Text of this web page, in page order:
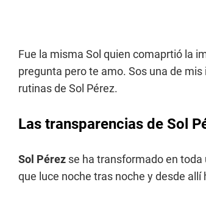
Fue la misma Sol quien comaprtió la
pregunta pero te amo. Sos una de
rutinas de Sol Pérez.
Las transparencias de Sol
Sol Pérez se ha transformado en
que luce noche tras noche y desde